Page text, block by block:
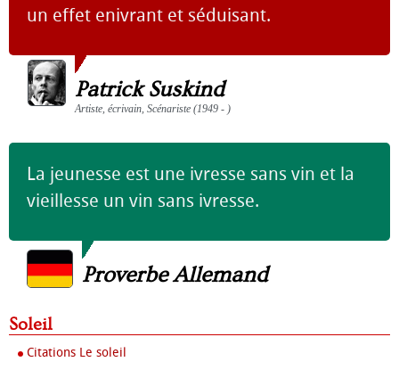
un effet enivrant et séduisant.
Patrick Suskind
Artiste, écrivain, Scénariste (1949 - )
La jeunesse est une ivresse sans vin et la
vieillesse un vin sans ivresse.
Proverbe Allemand
Soleil
Citations Le soleil